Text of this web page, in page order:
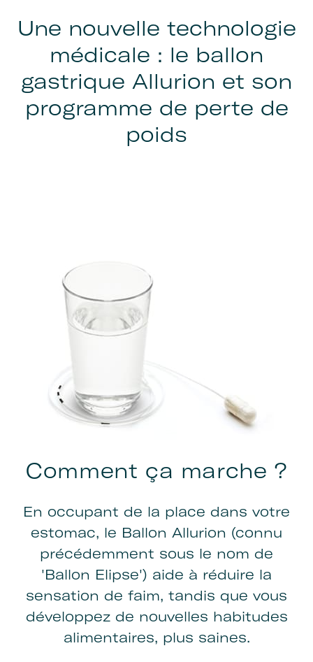
Une nouvelle technologie
médicale : le ballon
gastrique Allurion et son
programme de perte de
poids
Comment ça marche ?
En occupant de la place dans votre
estomac, le Ballon Allurion (connu
précédemment sous le nom de
'Ballon Elipse') aide à réduire la
sensation de faim, tandis que vous
développez de nouvelles habitudes
alimentaires, plus saines.